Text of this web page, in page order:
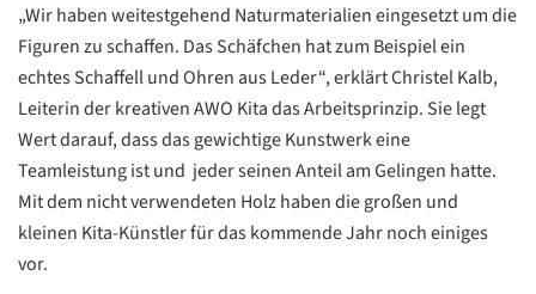
„Wir haben weitestgehend Naturmaterialien eingesetzt um die
Figuren zu schaffen. Das Schäfchen hat zum Beispiel ein
echtes Schaffell und Ohren aus Leder“, erklärt Christel Kalb,
Leiterin der kreativen AWO Kita das Arbeitsprinzip. Sie legt
Wert darauf, dass das gewichtige Kunstwerk eine
Teamleistung ist und jeder seinen Anteil am Gelingen hatte.
Mit dem nicht verwendeten Holz haben die großen und
kleinen Kita-Künstler für das kommende Jahr noch einiges
vor.